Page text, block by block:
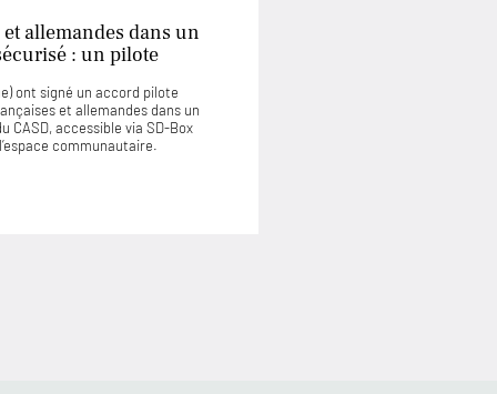
allemandes dans un
: un pilote
ont signé un accord pilote
et allemandes dans un
CASD, accessible via SD-Box
communautaire.